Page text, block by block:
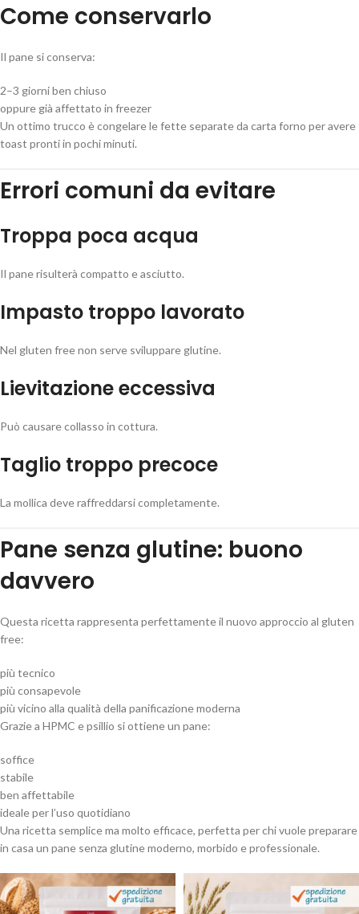
Come conservarlo
Il pane si conserva:
2–3 giorni ben chiuso
oppure già affettato in freezer
Un ottimo trucco è congelare le fette separate da carta forno per avere
toast pronti in pochi minuti.
Errori comuni da evitare
Troppa poca acqua
Il pane risulterà compatto e asciutto.
Impasto troppo lavorato
Nel gluten free non serve sviluppare glutine.
Lievitazione eccessiva
Può causare collasso in cottura.
Taglio troppo precoce
La mollica deve raffreddarsi completamente.
Pane senza glutine: buono
davvero
Questa ricetta rappresenta perfettamente il nuovo approccio al gluten
free:
più tecnico
più consapevole
più vicino alla qualità della panificazione moderna
Grazie a HPMC e psillio si ottiene un pane:
soffice
stabile
ben affettabile
ideale per l’uso quotidiano
Una ricetta semplice ma molto efficace, perfetta per chi vuole preparare
in casa un pane senza glutine moderno, morbido e professionale.